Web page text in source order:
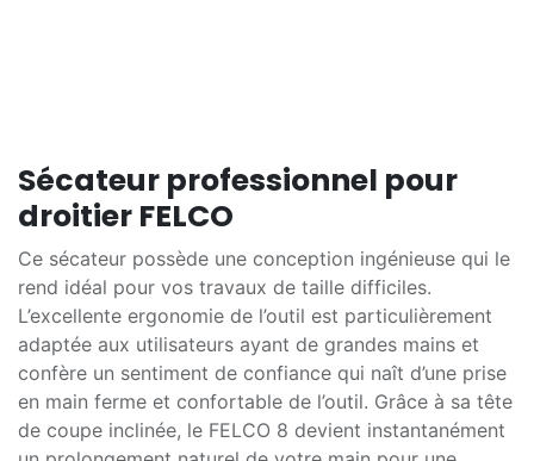
Sécateur professionnel pour
droitier FELCO
Ce sécateur possède une conception ingénieuse qui le
rend idéal pour vos travaux de taille difficiles.
L’excellente ergonomie de l’outil est particulièrement
adaptée aux utilisateurs ayant de grandes mains et
confère un sentiment de confiance qui naît d’une prise
en main ferme et confortable de l’outil. Grâce à sa tête
de coupe inclinée, le FELCO 8 devient instantanément